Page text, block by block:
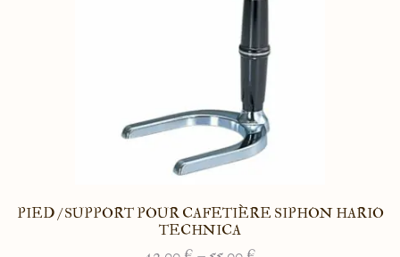
PIED / SUPPORT POUR CAFETIÈRE SIPHON HARIO
TECHNICA